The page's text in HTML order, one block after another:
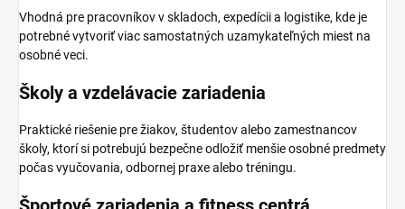
Vhodná pre pracovníkov v skladoch, expedícii a logistike, kde je
potrebné vytvoriť viac samostatných uzamykateľných miest na
osobné veci.
Školy a vzdelávacie zariadenia
Praktické riešenie pre žiakov, študentov alebo zamestnancov
školy, ktorí si potrebujú bezpečne odložiť menšie osobné predmety
počas vyučovania, odbornej praxe alebo tréningu.